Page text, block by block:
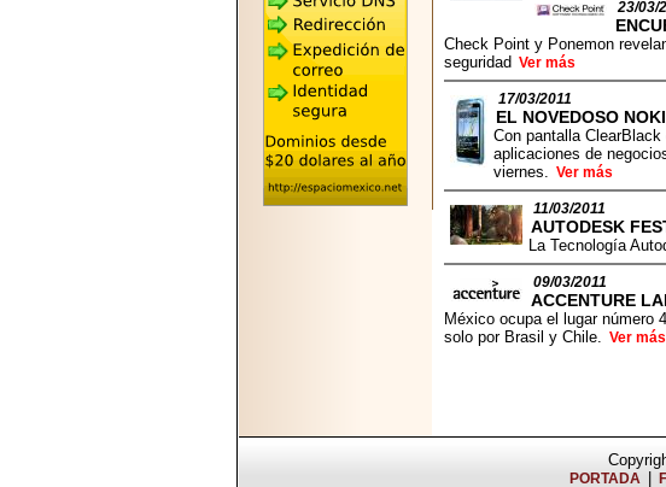
LEYENDAS
MARIACHI VARGAS
Y NUEVO
TECALITLÁN EN LA
ARENA CDMX.
2025-10-16
23/03/
Check Point y Ponemon
seguridad Ver más
17/03/2011
EL NOVEDOSO
Con pantalla
aplicaciones de
viernes. Ver más
11/03/2011
AUTODESK
La Tecnología
09/03/2011
ACCENTURE
México ocupa el lugar número
solo por Brasil y Chile. Ver más
PORTADA